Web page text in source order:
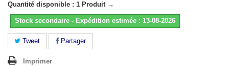
Quantité disponible : 1 Produit →
Stock secondaire - Expédition estimée : 13-08-2026
Tweet Partager
Imprimer